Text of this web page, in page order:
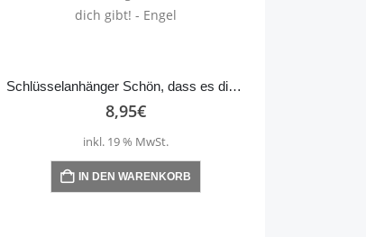
Schlüsselanhänger Schön, dass es dich gibt! – Engel
8,95€
inkl. 19 % MwSt.
IN DEN WARENKORB